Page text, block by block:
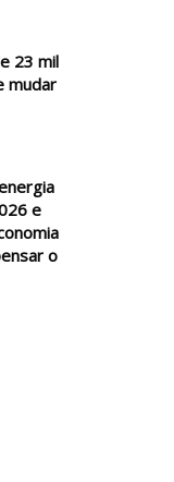
23 mil
mudar
e
o